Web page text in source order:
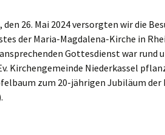
26. Mai 2024 versorgten wir die
der Maria-Magdalena-Kirche in
Gottesdienst war rund
Kirchengemeinde Niederkassel
zum 20-jährigen Jubiläum